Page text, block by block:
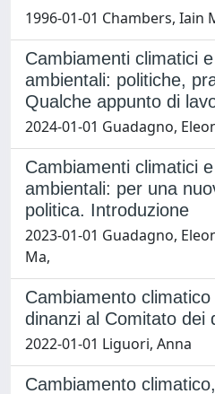
1996-01-01 Chambers, Iain
Cambiamenti climatici
ambientali: politiche,
Qualche appunto di
2024-01-01 Guadagno,
Cambiamenti climatici
ambientali: per una
politica. Introduzione
2023-01-01 Guadagno,
Ma,
Cambiamento
dinanzi al Comitato dei
2022-01-01 Liguori, Anna
Cambiamento